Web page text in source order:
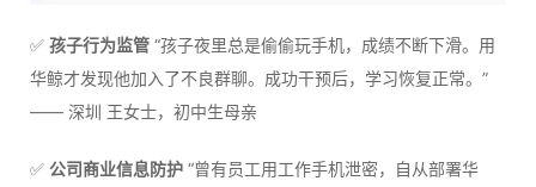
✅ 孩子行为监管 “孩子夜里总是偷偷玩手机，成绩不断下滑。用
华鲸才发现他加入了不良群聊。成功干预后，学习恢复正常。”
—— 深圳 王女士，初中生母亲
✅ 公司商业信息防护 “曾有员工用工作手机泄密，自从部署华